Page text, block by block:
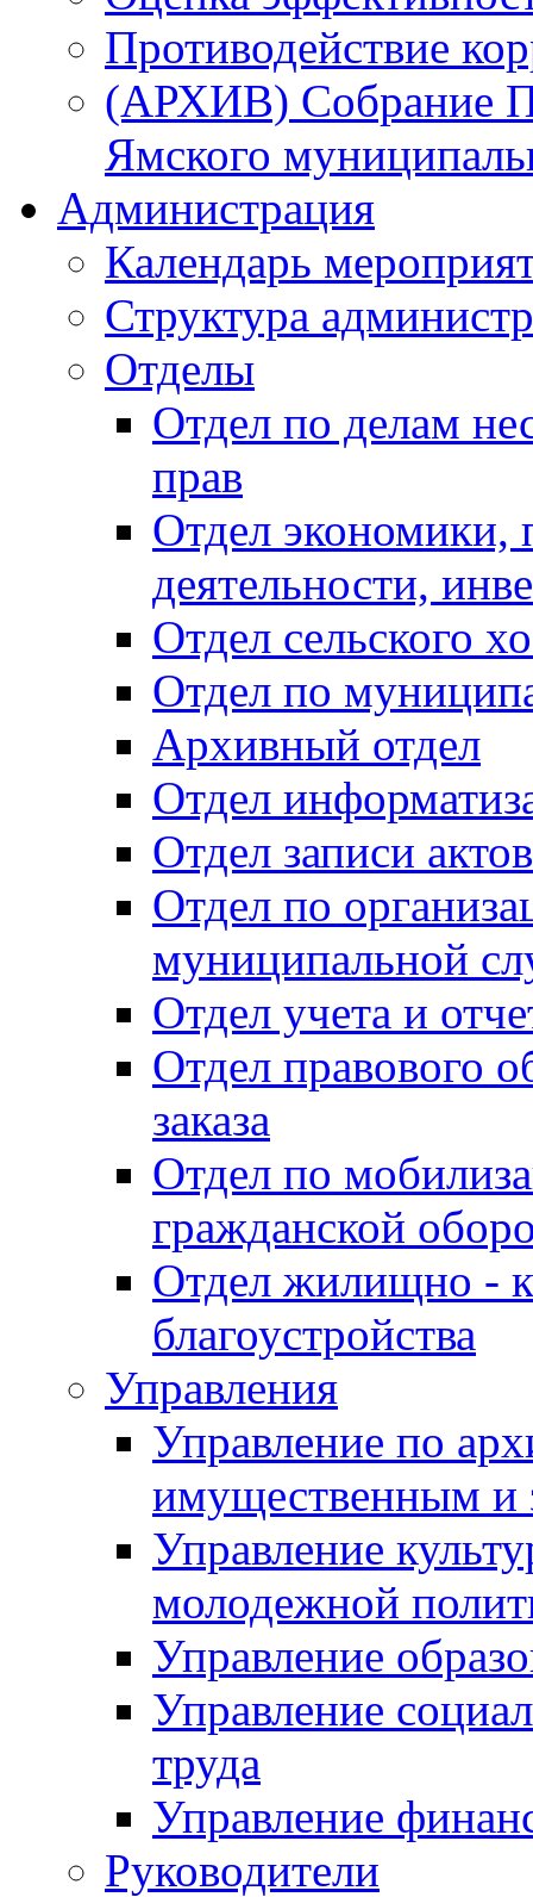
Противодействие
(АРХИВ) Собрание
Ямского
Администрация
Календарь
Структура
Отделы
Отдел по делам
прав
Отдел экономики,
деятельности,
Отдел сельского
Отдел по
Архивный отдел
Отдел
Отдел записи
Отдел по
муниципальной
Отдел учета и
Отдел правового
заказа
Отдел по
гражданской
Отдел жилищно -
благоустройства
Управления
Управление по
имущественным и
Управление
молодежной
Управление
Управление
труда
Управление
Руководители